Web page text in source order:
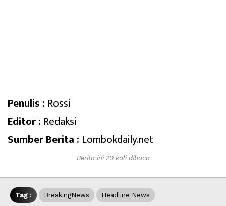
Penulis : Rossi
Editor : Redaksi
Sumber Berita : Lombokdaily.net
Berita ini 20 kali dibaca
Tag : BreakingNews Headline News